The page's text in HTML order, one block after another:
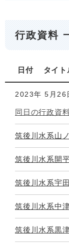
行政資料
日付 タイト
2023年 5月26
同日の行政資
筑後川水系山
筑後川水系開
筑後川水系宇
筑後川水系中
筑後川水系黒